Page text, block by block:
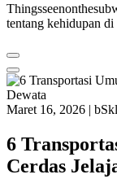
tentang kehidupan di
Maret 16, 2026 |
6
Cerdas